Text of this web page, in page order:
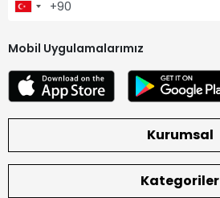
Mobil Uygulamalarımız
Kurumsal
Kategoriler